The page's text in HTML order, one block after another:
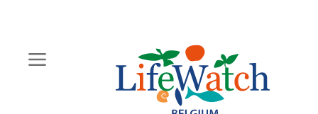
content